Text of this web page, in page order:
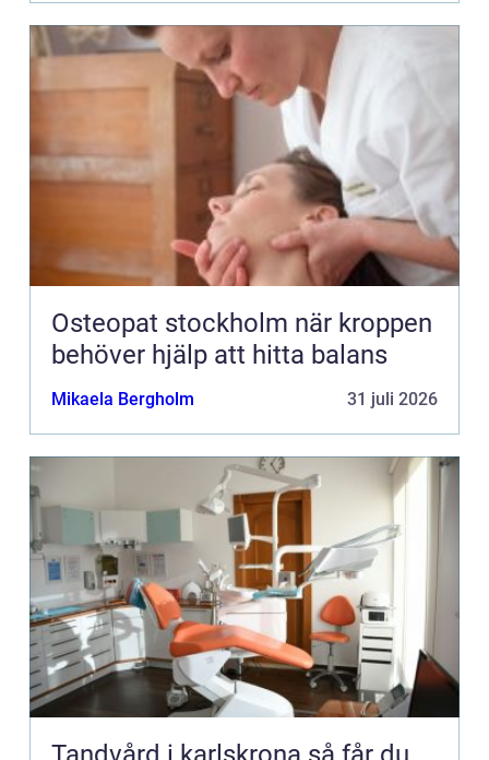
Osteopat stockholm när kroppen
behöver hjälp att hitta balans
Mikaela Bergholm 31 juli 2026